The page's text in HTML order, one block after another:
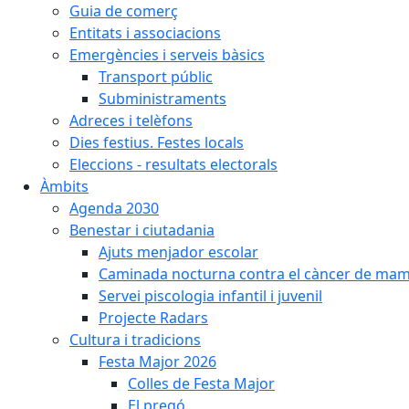
Guia de comerç
Entitats i associacions
Emergències i serveis bàsics
Transport públic
Subministraments
Adreces i telèfons
Dies festius. Festes locals
Eleccions - resultats electorals
Àmbits
Agenda 2030
Benestar i ciutadania
Ajuts menjador escolar
Caminada nocturna contra el càncer de
Servei piscologia infantil i juvenil
Projecte Radars
Cultura i tradicions
Festa Major 2026
Colles de Festa Major